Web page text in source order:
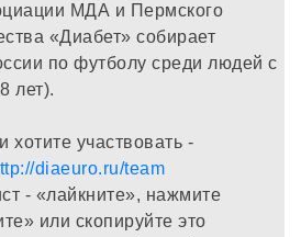
МДА и Пермского
«Диабет» собирает
по футболу среди людей с
лет).
хотите участвовать -
diaeuro.ru/team
- «лайкните», нажмите
или скопируйте это